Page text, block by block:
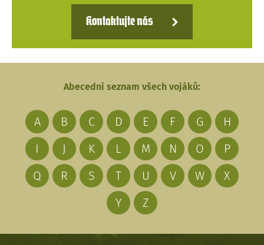
Kontaktujte nás
Abecední seznam všech vojáků:
A B C D E F G
H
I
J K L M N O
P
Q
R S T U V W
X
Y
Z